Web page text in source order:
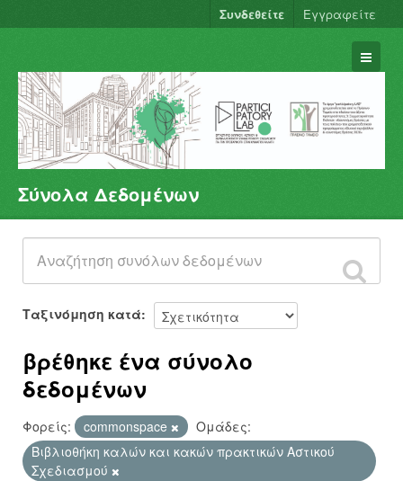
Συνδεθείτε Εγγραφείτε
Σύνολα Δεδομένων
Φορείς
Ομάδες
Σχετικά
Σύνολα Δεδομένων
Ταξινόμηση κατά
βρέθηκε ένα σύνολο
δεδομένων
Φορείς: commonspace
Ομάδες:
Βιβλιοθήκη καλών και κακών πρακτικών Αστικού
Σχεδιασμού